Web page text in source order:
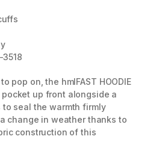
3518
pop on, the hmlFAST HOODIE
up front alongside a
seal the warmth firmly
change in weather thanks to
construction of this